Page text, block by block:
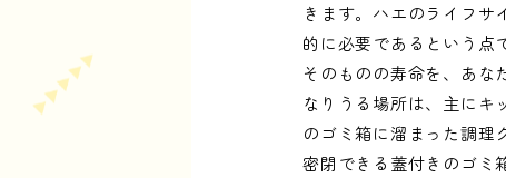
きます。ハエのライフ
的に必要であるという点
そのものの寿命を、あな
なりうる場所は、主にキ
のゴミ箱に溜まった調理
密閉できる蓋付きのゴミ